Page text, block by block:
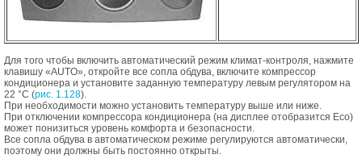
Для того чтобы включить автоматический режим климат-контроля, нажмите
клавишу «AUTO», откройте все сопла обдува, включите компрессор
кондиционера и установите заданную температуру левым регулятором на
22 °С (рис. 1.128).
При необходимости можно установить температуру выше или ниже.
При отключении компрессора кондиционера (на дисплее отобразится Есо)
может понизиться уровень комфорта и безопасности.
Все сопла обдува в автоматическом режиме регулируются автоматически,
поэтому они должны быть постоянно открыты.